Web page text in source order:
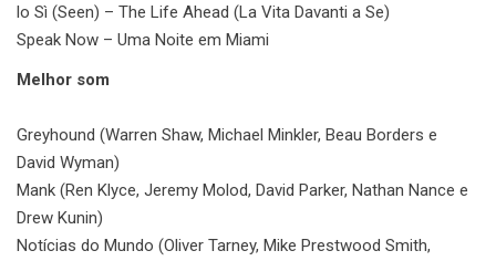
lo Sì (Seen) – The Life Ahead (La Vita Davanti a Se)
Speak Now – Uma Noite em Miami
Melhor som
Greyhound (Warren Shaw, Michael Minkler, Beau Borders e
David Wyman)
Mank (Ren Klyce, Jeremy Molod, David Parker, Nathan Nance e
Drew Kunin)
Notícias do Mundo (Oliver Tarney, Mike Prestwood Smith,